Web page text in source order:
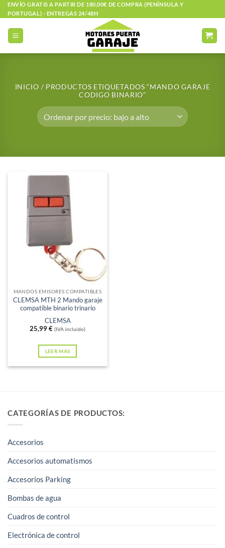
Saltar
al
contenido
ENVÍO GRATIS A PARTIR DE 180,00€ DE COMPRA (PENÍNSULA Y
PORTUGAL) - ENTREGAS 24/48H
INICIO /PRODUCTOS ETIQUETADOS “MANDO GARAJE
CODIGO BINARIO”
MANDOS EMISORES COMPATIBLES
CLEMSA MTH 2 Mando garaje
compatible binario trinario
CLEMSA
25,99€ (IVA incluido)
LEER MÁS
CATEGORÍAS DE PRODUCTOS:
Accesorios
Accesorios automatismos
Accesorios Parking
Bombas de agua
Cuadros de control
Electrónica de control